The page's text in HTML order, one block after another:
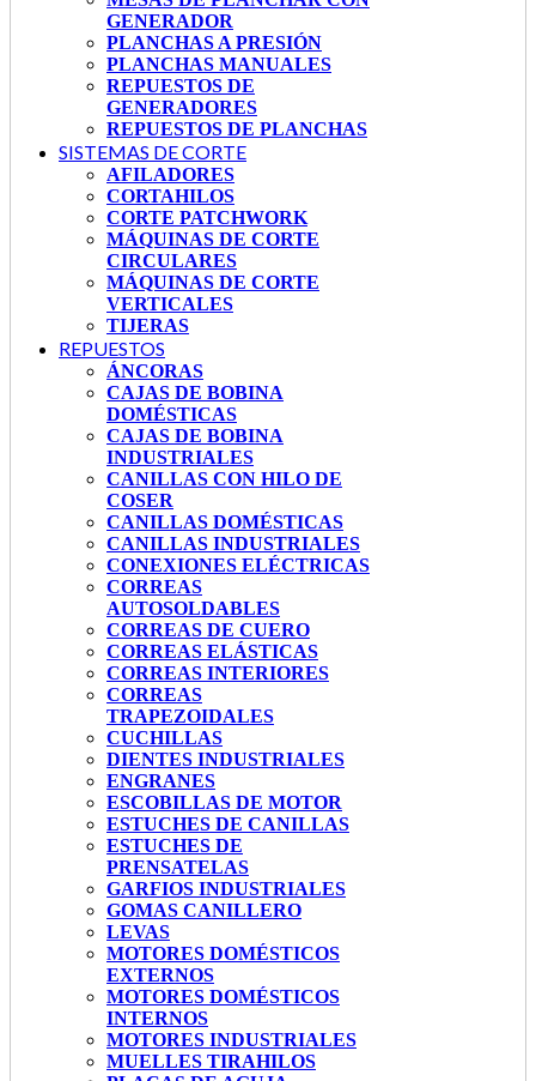
GENERADOR
PLANCHAS A PRESIÓN
PLANCHAS MANUALES
REPUESTOS DE
GENERADORES
REPUESTOS DE PLANCHAS
SISTEMAS DE CORTE
AFILADORES
CORTAHILOS
CORTE PATCHWORK
MÁQUINAS DE CORTE
CIRCULARES
MÁQUINAS DE CORTE
VERTICALES
TIJERAS
REPUESTOS
ÁNCORAS
CAJAS DE BOBINA
DOMÉSTICAS
CAJAS DE BOBINA
INDUSTRIALES
CANILLAS CON HILO DE
COSER
CANILLAS DOMÉSTICAS
CANILLAS INDUSTRIALES
CONEXIONES ELÉCTRICAS
CORREAS
AUTOSOLDABLES
CORREAS DE CUERO
CORREAS ELÁSTICAS
CORREAS INTERIORES
CORREAS
TRAPEZOIDALES
CUCHILLAS
DIENTES INDUSTRIALES
ENGRANES
ESCOBILLAS DE MOTOR
ESTUCHES DE CANILLAS
ESTUCHES DE
PRENSATELAS
GARFIOS INDUSTRIALES
GOMAS CANILLERO
LEVAS
MOTORES DOMÉSTICOS
EXTERNOS
MOTORES DOMÉSTICOS
INTERNOS
MOTORES INDUSTRIALES
MUELLES TIRAHILOS